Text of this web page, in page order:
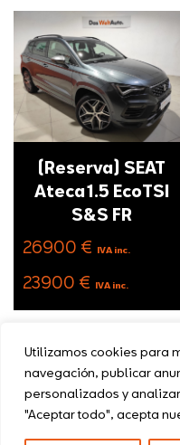
Utilizamos cookies para
navegación, publicar
personalizados y
"Aceptar todo", acepta
(Reserva) SEAT
Ateca 1.5 EcoTSI
S&S FR
26900 € IVA inc.
23900 € IVA inc.